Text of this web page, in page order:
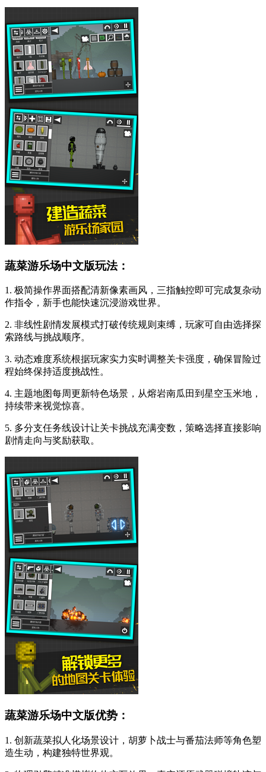
蔬菜游乐场中文版玩法：
1. 极简操作界面搭配清新像素画风，三指触控即可完成复杂动
作指令，新手也能快速沉浸游戏世界。
2. 非线性剧情发展模式打破传统规则束缚，玩家可自由选择探
索路线与挑战顺序。
3. 动态难度系统根据玩家实力实时调整关卡强度，确保冒险过
程始终保持适度挑战性。
4. 主题地图每周更新特色场景，从熔岩南瓜田到星空玉米地，
持续带来视觉惊喜。
5. 多分支任务线设计让关卡挑战充满变数，策略选择直接影响
剧情走向与奖励获取。
蔬菜游乐场中文版优势：
1. 创新蔬菜拟人化场景设计，胡萝卜战士与番茄法师等角色塑
造生动，构建独特世界观。